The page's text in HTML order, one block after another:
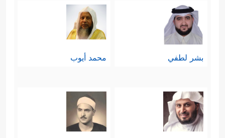
بشر لطفي محمد أيوب